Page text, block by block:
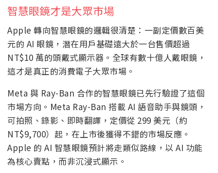
智慧眼鏡才是大眾市場
Apple 轉向智慧眼鏡的邏輯很清楚：一副定價數百美
元的 AI 眼鏡，潛在用戶基礎遠大於一台售價超過
NT$10 萬的頭戴式顯示器。全球有數十億人戴眼鏡，
這才是真正的消費電子大眾市場。
Meta 與 Ray-Ban 合作的智慧眼鏡已先行驗證了這個
市場方向。Meta Ray-Ban 搭載 AI 語音助手與鏡頭，
可拍照、錄影、即時翻譯，定價從 299 美元（約
NT$9,700）起，在上市後獲得不錯的市場反應。
Apple 的 AI 智慧眼鏡預計將走類似路線，以 AI 功能
為核心賣點，而非沉浸式顯示。